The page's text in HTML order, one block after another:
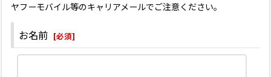
ヤフーモバイル等のキャリアメールでご注意ください。
お名前 [必須]